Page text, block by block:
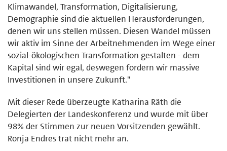
Klimawandel, Transformation, Digitalisierung,
Demographie sind die aktuellen Herausforderungen,
denen wir uns stellen müssen. Diesen Wandel müssen
wir aktiv im Sinne der Arbeitnehmenden im Wege einer
sozial-ökologischen Transformation gestalten - dem
Kapital sind wir egal, deswegen fordern wir massive
Investitionen in unsere Zukunft."
Mit dieser Rede überzeugte Katharina Räth die
Delegierten der Landeskonferenz und wurde mit über
98% der Stimmen zur neuen Vorsitzenden gewählt.
Ronja Endres trat nicht mehr an.